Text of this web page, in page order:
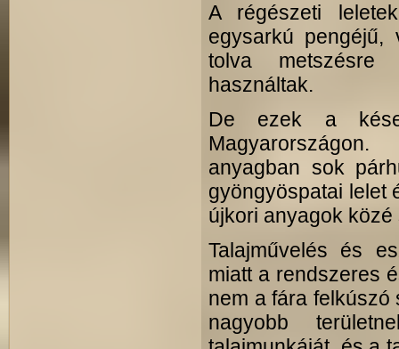
A régészeti
egysarkú
tolva metszésre
használtak.
De ezek a
anyagban sok
gyöngyöspatai lelet
újkori anyagok
Talajművelés és
miatt a rendszeres
nem a fára felkúszó
nagyobb